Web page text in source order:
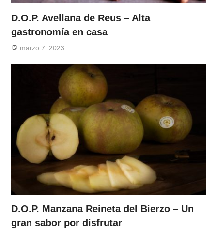
D.O.P. Avellana de Reus – Alta
gastronomía en casa
marzo 7, 2023
D.O.P. Manzana Reineta del Bierzo – Un
gran sabor por disfrutar